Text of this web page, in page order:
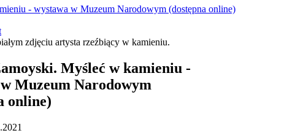
- wystawa w Muzeum Narodowym (dostępna online)
Myśleć w kamieniu -
Muzeum Narodowym
online)